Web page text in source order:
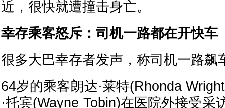
近，很快就遭撞击身亡。
幸存乘客怒斥：司机一路都在开快车
很多大巴幸存者发声，称司机一路飙
64岁的乘客朗达·莱特(Rhonda
·托宾(Wayne Tobin)在医院外接受采